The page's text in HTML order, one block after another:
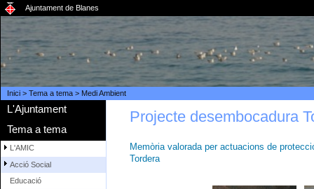
Ajuntament de Blanes
Inici> Tema a tema> Medi Ambient
L'Ajuntament
Tema a tema
L'AMIC
Acció Social
Educació
Projecte desembocadura
Memòria valorada per actuacions de
Tordera